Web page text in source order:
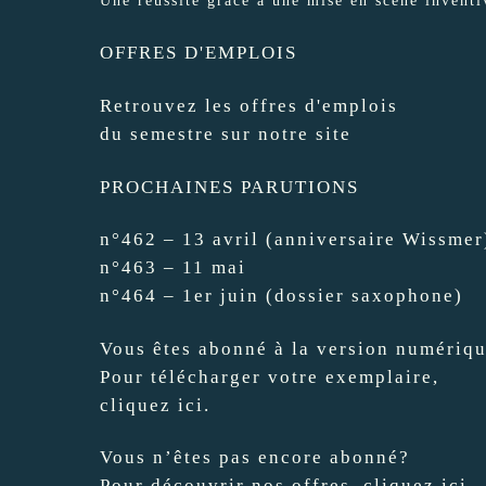
OFFRES D'EMPLOIS
Retrouvez les offres d'emplois
du semestre sur notre site
PROCHAINES PARUTIONS
n°462 – 13 avril (anniversaire
n°463 – 11 mai
n°464 – 1er juin (dossier saxophone)
Vous êtes abonné à la version
Pour télécharger votre exemplaire,
cliquez ici.
Vous n’êtes pas encore abonné?